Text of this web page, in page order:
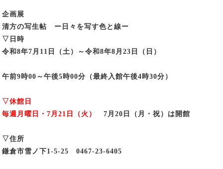
企画展
清方の写生帖 ー日々を写す色と線ー
▽日時
令和8年7月11日（土）～令和8年8月23日（日）
午前9時00～午後5時00分（最終入館午後4時30分）
▽休館日
毎週月曜日・7月21日（火）7月20日（月・祝）は開館
▽住所
鎌倉市雪ノ下1-5-25 0467-23-6405